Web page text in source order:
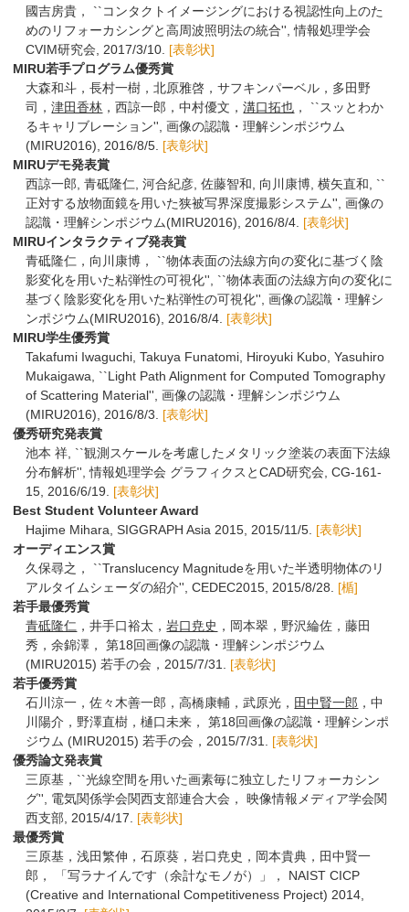
國吉房貴， ``コンタクトイメージングにおける視認性向上のた
めのリフォーカシングと高周波照明法の統合'', 情報処理学会
CVIM研究会, 2017/3/10. [表彰状]
MIRU若手プログラム優秀賞
大森和斗，長村一樹，北原雅啓，サフキンパーベル，多田野
司，津田香林 ，西諒一郎，中村優文，溝口拓也 ， ``スッとわか
るキャリブレーション'', 画像の認識・理解シンポジウム
(MIRU2016), 2016/8/5. [表彰状]
MIRUデモ発表賞
西諒一郎, 青砥隆仁, 河合紀彦, 佐藤智和, 向川康博, 横矢直和, ``
正対する放物面鏡を用いた狭被写界深度撮影システム'', 画像の
認識・理解シンポジウム(MIRU2016), 2016/8/4. [表彰状]
MIRUインタラクティブ発表賞
青砥隆仁，向川康博， ``物体表面の法線方向の変化に基づく陰
影変化を用いた粘弾性の可視化'', ``物体表面の法線方向の変化に
基づく陰影変化を用いた粘弾性の可視化'', 画像の認識・理解シ
ンポジウム(MIRU2016), 2016/8/4. [表彰状]
MIRU学生優秀賞
Takafumi Iwaguchi, Takuya Funatomi, Hiroyuki Kubo, Yasuhiro
Mukaigawa, ``Light Path Alignment for Computed Tomography
of Scattering Material'', 画像の認識・理解シンポジウム
(MIRU2016), 2016/8/3. [表彰状]
優秀研究発表賞
池本 祥, ``観測スケールを考慮したメタリック塗装の表面下法線
分布解析'', 情報処理学会 グラフィクスとCAD研究会, CG-161-
15, 2016/6/19. [表彰状]
Best Student Volunteer Award
Hajime Mihara, SIGGRAPH Asia 2015, 2015/11/5. [表彰状]
オーディエンス賞
久保尋之， ``Translucency Magnitudeを用いた半透明物体のリ
アルタイムシェーダの紹介'', CEDEC2015, 2015/8/28. [楯]
若手最優秀賞
青砥隆仁 ，井手口裕太，岩口尭史 ，岡本翠，野沢綸佐，藤田
秀，余錦澤， 第18回画像の認識・理解シンポジウム
(MIRU2015) 若手の会，2015/7/31. [表彰状]
若手優秀賞
石川涼一，佐々木善一郎，高橋康輔，武原光， 田中賢一郎 ，中
川陽介，野澤直樹，樋口未来， 第18回画像の認識・理解シンポ
ジウム (MIRU2015) 若手の会，2015/7/31. [表彰状]
優秀論文発表賞
三原基，``光線空間を用いた画素毎に独立したリフォーカシン
グ'', 電気関係学会関西支部連合大会， 映像情報メディア学会関
西支部, 2015/4/17. [表彰状]
最優秀賞
三原基，浅田繁伸，石原葵，岩口尭史，岡本貴典，田中賢一
郎， 「写ラナイんです（余計なモノが）」， NAIST CICP
(Creative and International Competitiveness Project) 2014,